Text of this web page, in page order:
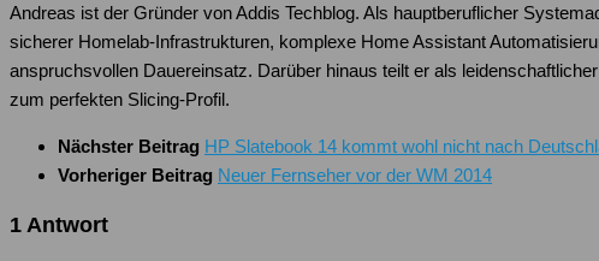
Andreas ist der Gründer von Addis Techblog. Als hauptberuflicher
sicherer Homelab-Infrastrukturen, komplexe Home Assistant
anspruchsvollen Dauereinsatz. Darüber hinaus teilt er als
zum perfekten Slicing-Profil.
Nächster Beitrag HP Slatebook 14 kommt wohl nicht nach
Vorheriger Beitrag Neuer Fernseher vor der WM 2014
1 Antwort